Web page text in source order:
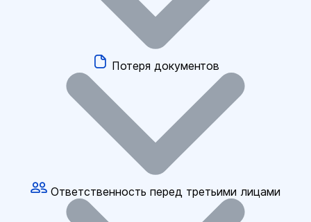
Потеря документов
Ответственность перед третьими лицами